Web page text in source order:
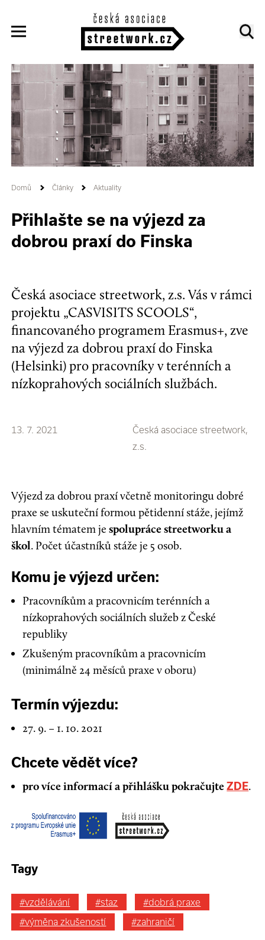
Domů Články Aktuality
Přihlašte se na výjezd za
dobrou praxí do Finska
Česká asociace streetwork, z.s. Vás v rámci
projektu „CASVISITS SCOOLS“,
financovaného programem Erasmus+, zve
na výjezd za dobrou praxí do Finska
(Helsinki) pro pracovníky v terénních a
nízkoprahových sociálních službách.
13. 7. 2021
Česká asociace streetwork,
z.s.
Výjezd za dobrou praxí včetně monitoringu dobré
praxe se uskuteční formou pětidenní stáže, jejímž
hlavním tématem jespolupráce streetworku a
škol. Počet účastníků stáže je 5 osob.
Komu je výjezd určen:
Pracovníkům a pracovnicím terénních a
nízkoprahových sociálních služeb z České
republiky
Zkušeným pracovníkům a pracovnicím
(minimálně 24 měsíců praxe v oboru)
Termín výjezdu:
27. 9. – 1. 10. 2021
Chcete vědět více?
pro více informací a přihlášku pokračujteZDE.
Tagy
#vzdělávání #staz
#dobrá praxe
#výměna zkušeností
#zahraničí